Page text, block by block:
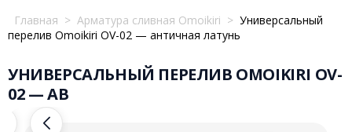
Главная > Арматура сливная Omoikiri > Универсальный
перелив Omoikiri OV-02 — античная латунь
УНИВЕРСАЛЬНЫЙ ПЕРЕЛИВ OMOIKIRI OV-
02 — AB